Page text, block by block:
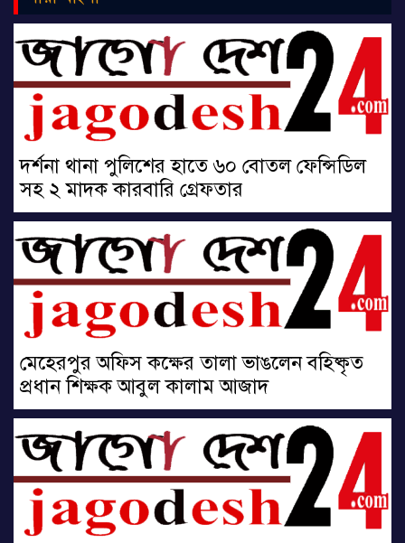
দর্শনা থানা পুলিশের হাতে ৬০ বোতল ফেন্সিডিল
সহ ২ মাদক কারবারি গ্রেফতার
মেহেরপুর অফিস কক্ষের তালা ভাঙলেন বহিষ্কৃত
প্রধান শিক্ষক আবুল কালাম আজাদ